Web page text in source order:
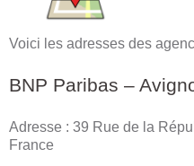
Voici les adresses des
BNP Paribas –
Adresse : 39 Rue de la
France